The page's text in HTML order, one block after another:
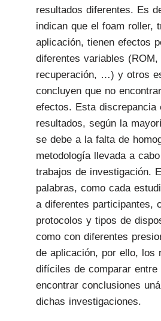
resultados diferentes. Es
indican que el foam roller,
aplicación, tienen efectos
diferentes variables (ROM,
recuperación, …) y otros
concluyen que no
efectos. Esta discrepancia
resultados, según la
se debe a la falta de
metodología llevada a
trabajos de investigación.
palabras, como cada
a diferentes participantes,
protocolos y tipos de
como con diferentes
de aplicación, por ello, los
difíciles de comparar
encontrar conclusiones
dichas investigaciones.